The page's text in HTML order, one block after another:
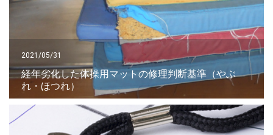
2021/05/31
経年劣化した体操用マットの修理判断基準（やぶ
れ・ほつれ）